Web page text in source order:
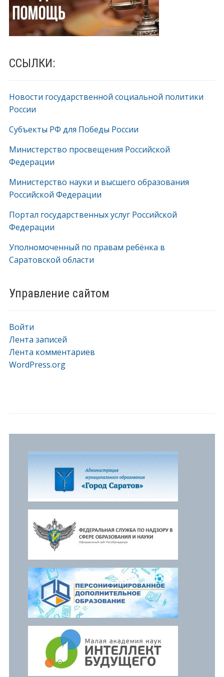
ССЫЛКИ:
Новости государственной социальной политики
России
Субъекты РФ для Победы России
Министерство просвещения Российской
Федерации
Министерство науки и высшего образования
Российской Федерации
Портал государственных услуг Российской
Федерации
Уполномоченный по правам ребёнка в
Саратовской области
Управление сайтом
Войти
Лента записей
Лента комментариев
WordPress.org